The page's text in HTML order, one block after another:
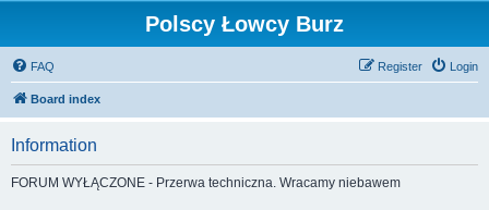
Polscy Łowcy Burz
FAQ Login
Register
Board index
Information
FORUM WYŁĄCZONE - Przerwa techniczna. Wracamy niebawem